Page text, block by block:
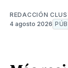
REDACCIÓN
4 agosto 2026